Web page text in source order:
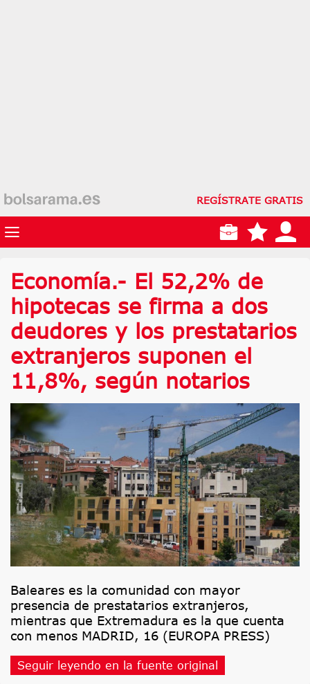
REGÍSTRATE GRATIS
Economía.- El 52,2% de
hipotecas se firma a dos
deudores y los prestatarios
extranjeros suponen el
11,8%, según notarios
Baleares es la comunidad con mayor
presencia de prestatarios extranjeros,
mientras que Extremadura es la que cuenta
con menos MADRID, 16 (EUROPA PRESS)
Seguir leyendo en la fuente original